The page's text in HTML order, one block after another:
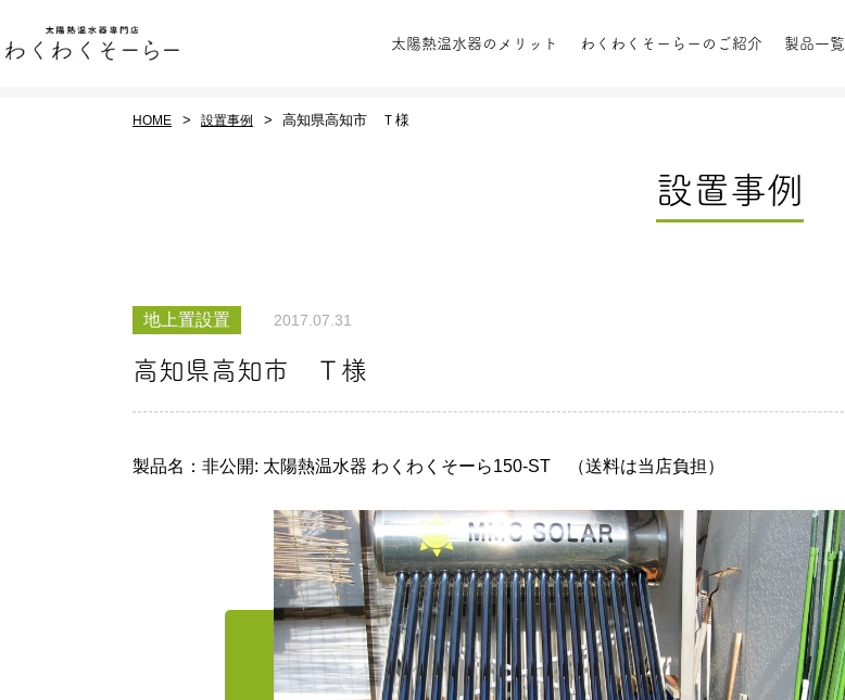
太陽熱温水器のメリット わくわくそーらーのご紹介
ご紹介
製品一覧
HOME 設置事例 高知県高知市 Ｔ様
設置事例
地上置設置 2017.07.31
高知県高知市 Ｔ様
製品名：非公開: 太陽熱温水器 わくわくそーら150-ST （送料は当店負担）